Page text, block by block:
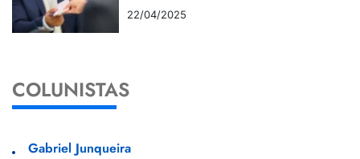
22/04/2025
COLUNISTAS
Gabriel Junqueira